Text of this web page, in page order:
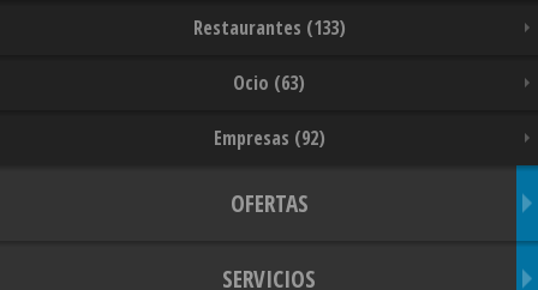
Restaurantes (133)
Ocio (63)
Empresas (92)
OFERTAS
SERVICIOS